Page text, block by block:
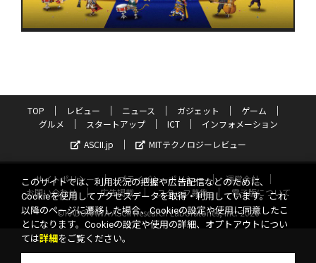
TOP レビュー ニュース ガジェット
ゲーム
グルメ
スタートアップ ICT
インフォメーション
ASCII.jp
MITテクノロジーレビュー
サイトポリシー プライバシーポリシー
運営会社
お問い合わせ
広告掲載 スタッフ募集
電子版について
©KADOKAWA ASCII Research Laboratories, Inc. 2026
このサイトでは、利用状況の把握や広告配信などのために、
Cookieを使用してアクセスデータを取得・利用しています。これ
以降のページに遷移した場合、Cookieの設定や使用に同意したこ
とになります。Cookieの設定や使用の詳細、オプトアウトについ
ては詳細 をご覧ください。